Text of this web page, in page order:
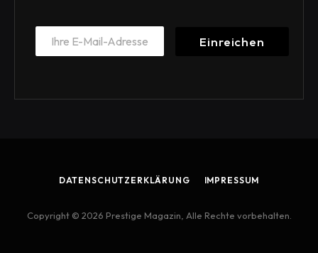
m
l
E
a
*
Einreichen
DATENSCHUTZERKLÄRUNG IMPRESSUM
Copyright © 2026 Prestige Magazin, Alle Rechte vorbehalten.